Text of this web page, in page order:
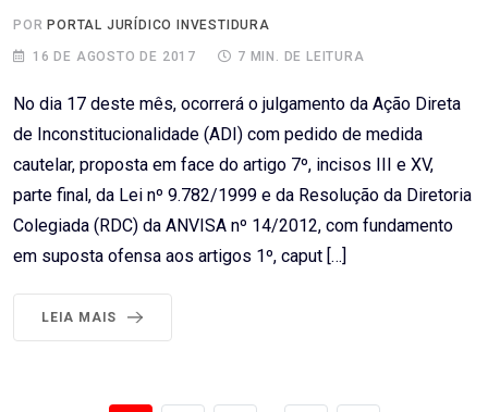
POR PORTAL JURÍDICO INVESTIDURA
16 DE AGOSTO DE 2017 7 MIN. DE LEITURA
No dia 17 deste mês, ocorrerá o julgamento da Ação Direta
de Inconstitucionalidade (ADI) com pedido de medida
cautelar, proposta em face do artigo 7º, incisos III e XV,
parte final, da Lei nº 9.782/1999 e da Resolução da Diretoria
Colegiada (RDC) da ANVISA nº 14/2012, com fundamento
em suposta ofensa aos artigos 1º, caput […]
LEIA MAIS